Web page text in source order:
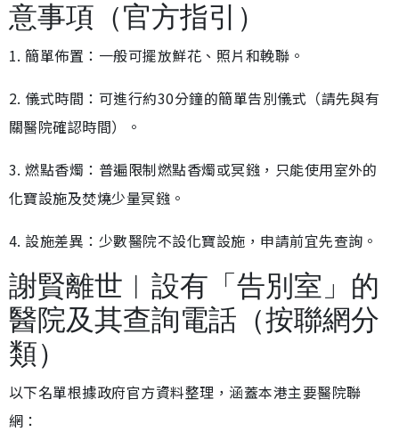
意事項（官方指引）
1. 簡單佈置：一般可擺放鮮花、照片和輓聯。
2. 儀式時間：可進行約30分鐘的簡單告別儀式（請先與有
關醫院確認時間）。
3. 燃點香燭：普遍限制燃點香燭或冥鏹，只能使用室外的
化寶設施及焚燒少量冥鏹。
4. 設施差異：少數醫院不設化寶設施，申請前宜先查詢。
謝賢離世︱設有「告別室」的
醫院及其查詢電話（按聯網分
類）
以下名單根據政府官方資料整理，涵蓋本港主要醫院聯
網：